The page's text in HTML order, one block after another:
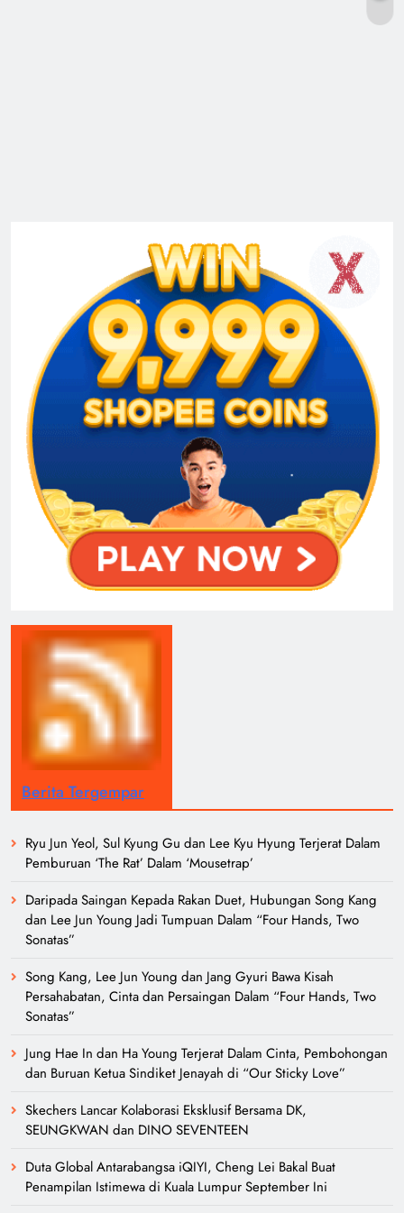
Berita Tergempar
Ryu Jun Yeol, Sul Kyung Gu dan Lee Kyu Hyung Terjerat Dalam
Pemburuan ‘The Rat’ Dalam ‘Mousetrap’
Daripada Saingan Kepada Rakan Duet, Hubungan Song Kang
dan Lee Jun Young Jadi Tumpuan Dalam “Four Hands, Two
Sonatas”
Song Kang, Lee Jun Young dan Jang Gyuri Bawa Kisah
Persahabatan, Cinta dan Persaingan Dalam “Four Hands, Two
Sonatas”
Jung Hae In dan Ha Young Terjerat Dalam Cinta, Pembohongan
dan Buruan Ketua Sindiket Jenayah di “Our Sticky Love”
Skechers Lancar Kolaborasi Eksklusif Bersama DK,
SEUNGKWAN dan DINO SEVENTEEN
Duta Global Antarabangsa iQIYI, Cheng Lei Bakal Buat
Penampilan Istimewa di Kuala Lumpur September Ini